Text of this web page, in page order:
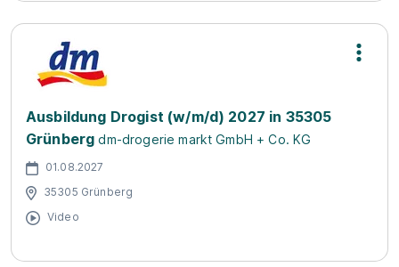
Ausbildung Drogist (w/m/d) 2027 in 35305
Grünberg dm-drogerie markt GmbH + Co. KG
01.08.2027
35305 Grünberg
Video